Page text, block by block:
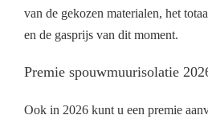
van de gekozen materialen, het
en de gasprijs van dit moment.
Premie spouwmuurisolatie
Ook in 2026 kunt u een premie